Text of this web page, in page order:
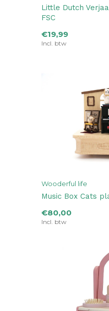
Little Dutch
FSC
€19,99
Incl. btw
Wooderful life
Music Box Cats
€80,00
Incl. btw